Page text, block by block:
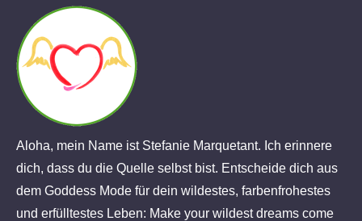
Aloha, mein Name ist Stefanie Marquetant. Ich erinnere
dich, dass du die Quelle selbst bist. Entscheide dich aus
dem Goddess Mode für dein wildestes, farbenfrohestes
und erfülltestes Leben: Make your wildest dreams come